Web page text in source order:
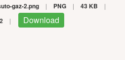
gaz-2.png | PNG | 43 KB |
| Download